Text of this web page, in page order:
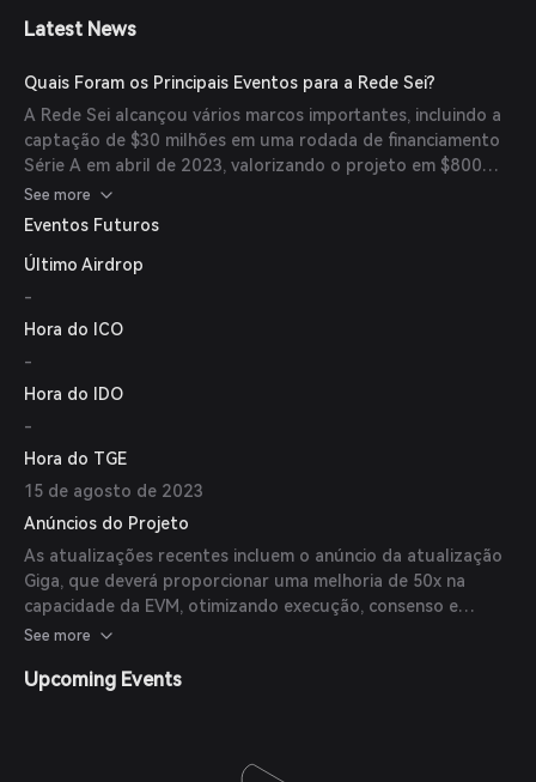
Latest News
Quais Foram os Principais Eventos para a Rede Sei?
A Rede Sei alcançou vários marcos importantes, incluindo a
captação de $30 milhões em uma rodada de financiamento
Série A em abril de 2023, valorizando o projeto em $800
milhões. A rede também lançou seu Evento de Geração de
Token (TGE) em 15 de agosto de 2023, com um preço inicial
See more
Eventos Futuros
Último Airdrop
-
Hora do ICO
-
Hora do IDO
-
Hora do TGE
15 de agosto de 2023
Anúncios do Projeto
As atualizações recentes incluem o anúncio da atualização
Giga, que deverá proporcionar uma melhoria de 50x na
capacidade da EVM, otimizando execução, consenso e
armazenamento para elevar o desempenho da blockchain
See more
Upcoming Events